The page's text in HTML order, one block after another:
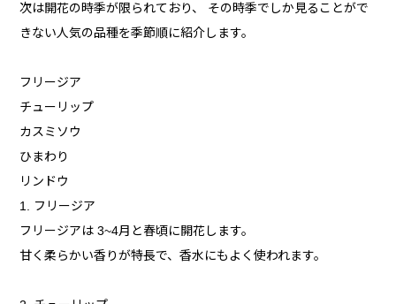
次は開花の時季が限られており、 その時季でしか見ることがで
きない人気の品種を季節順に紹介します。
フリージア
チューリップ
カスミソウ
ひまわり
リンドウ
1. フリージア
フリージアは 3~4月と春頃に開花します。
甘く柔らかい香りが特長で、香水にもよく使われます。